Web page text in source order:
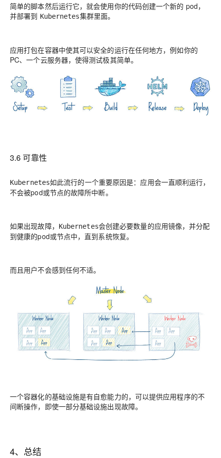
简单的脚本然后运行它，就会使用你的代码创建一个新的 pod，
并部署到 Kubernetes集群里面。
应用打包在容器中使其可以安全的运行在任何地方，例如你的
PC、一个云服务器，使得测试极其简单。
3.6 可靠性
Kubernetes如此流行的一个重要原因是：应用会一直顺利运行，
不会被pod或节点的故障所中断。
如果出现故障， Kubernetes会创建必要数量的应用镜像，并分配
到健康的pod或节点中，直到系统恢复。
而且用户不会感到任何不适。
一个容器化的基础设施是有自愈能力的，可以提供应用程序的不
间断操作，即使一部分基础设施出现故障。
4、总结